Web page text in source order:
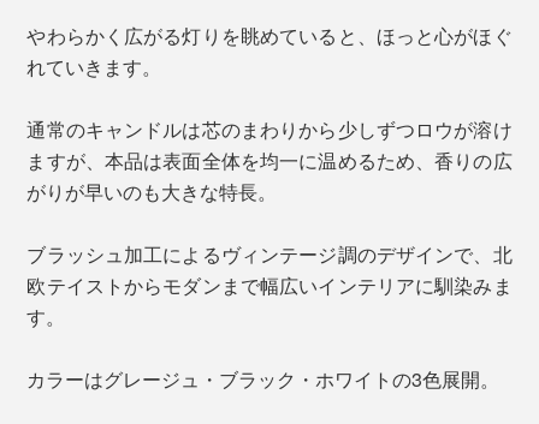
やわらかく広がる灯りを眺めていると、ほっと心がほぐ
れていきます。
通常のキャンドルは芯のまわりから少しずつロウが溶け
ますが、本品は表面全体を均一に温めるため、香りの広
がりが早いのも大きな特長。
ブラッシュ加工によるヴィンテージ調のデザインで、北
欧テイストからモダンまで幅広いインテリアに馴染みま
す。
カラーはグレージュ・ブラック・ホワイトの3色展開。